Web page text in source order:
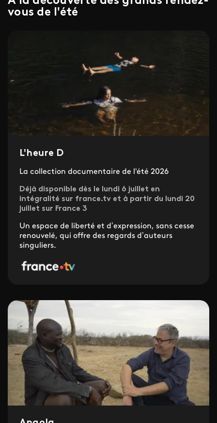
vous de l'été
L'heure D
La collection documentaire de l'été 2026
Déjà disponible dès le lundi 6 juillet en
intégralité sur france.tv et à partir du lundi 20
juillet sur France 3
Un espace de liberté et d’expression, sans cesse
renouvelé, qui offre des regards d’auteurs
singuliers.